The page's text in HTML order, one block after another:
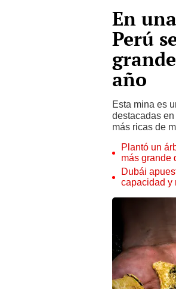
En
Perú
año
Esta mina es
destacadas
más ricas de
Plantó un
más grande
Dubái
capacidad y